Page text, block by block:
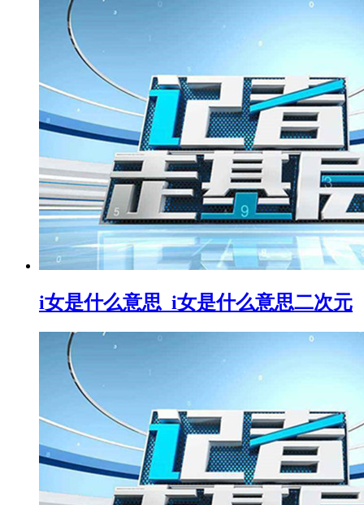
i女是什么意思_i女是什么意思二次元